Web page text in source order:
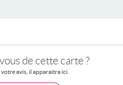
de cette carte ?
avis, il apparaitra ici.